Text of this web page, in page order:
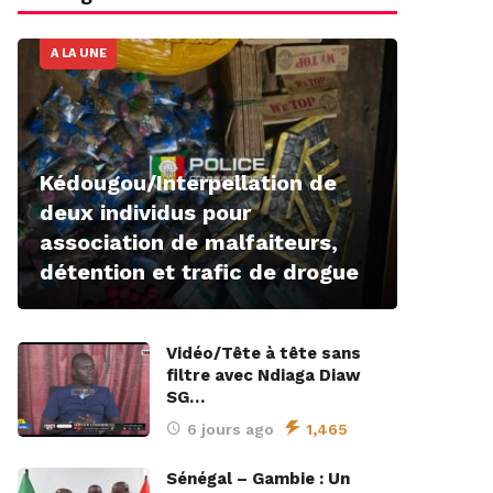
A LA UNE
Kédougou/Interpellation de
deux individus pour
association de malfaiteurs,
détention et trafic de drogue
Vidéo/Tête à tête sans
filtre avec Ndiaga Diaw
SG…
6 jours ago 1,465
Sénégal – Gambie : Un